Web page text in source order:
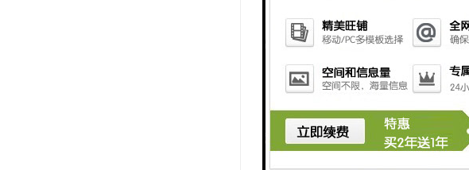
高低温试验箱的结构特征：
1、内壁：进口SUS304不锈钢
2、外壳：冷轧板静电喷涂
3、保温材料：硬质聚氨脂发泡或